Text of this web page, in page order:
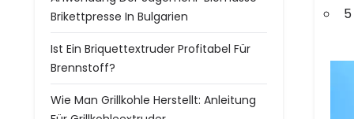
Brikettpresse In Bulgarien
Ist Ein Briquettextruder Profitabel Für
Brennstoff?
Wie Man Grillkohle Herstellt: Anleitung